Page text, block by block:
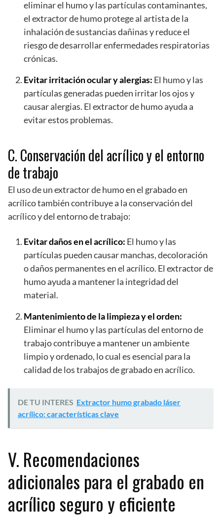
eliminar el humo y las partículas contaminantes,
el extractor de humo protege al artista de la
inhalación de sustancias dañinas y reduce el
riesgo de desarrollar enfermedades respiratorias
crónicas.
Evitar irritación ocular y alergias: El humo y las
partículas generadas pueden irritar los ojos y
causar alergias. El extractor de humo ayuda a
evitar estos problemas.
C. Conservación del acrílico y el entorno
de trabajo
El uso de un extractor de humo en el grabado en
acrílico también contribuye a la conservación del
acrílico y del entorno de trabajo:
Evitar daños en el acrílico: El humo y las
partículas pueden causar manchas, decoloración
o daños permanentes en el acrílico. El extractor de
humo ayuda a mantener la integridad del
material.
Mantenimiento de la limpieza y el orden:
Eliminar el humo y las partículas del entorno de
trabajo contribuye a mantener un ambiente
limpio y ordenado, lo cual es esencial para la
calidad de los trabajos de grabado en acrílico.
DE TU INTERES Extractor humo grabado láser
acrílico: características clave
V. Recomendaciones
adicionales para el grabado en
acrílico seguro y eficiente